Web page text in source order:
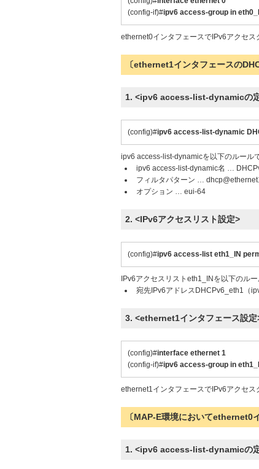
(config-if)#ipv6 access-group in
ethernet0インタフェースでIPv6アクセス
〔ethernet1インタフェースの
1. <ipv6 access-list-dynamicの
(config)#ipv6 access-list-dynamic
ipv6 access-list-dynamicを以下のルール
ipv6 access-list-dynamic名 …
フィルタパターン …
オプション … eui-64
2. <IPv6アクセスリスト設定>
(config)#ipv6 access-list eth1_IN
IPv6アクセスリストeth1_INを以下のルー
宛先IPv6アドレスDHCPv6_eth1（
3. <ethernet1インタフェース設定
(config)#interface ethernet 1
(config-if)#ipv6 access-group in
ethernet1インタフェースでIPv6アクセス
〔MAP-E環境においてethernet0
1. <ipv6 access-list-dynamicの